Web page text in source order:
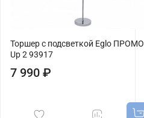
Торшер с подсветкой Eglo ПРОМО
Up 2 93917
7 990 ₽